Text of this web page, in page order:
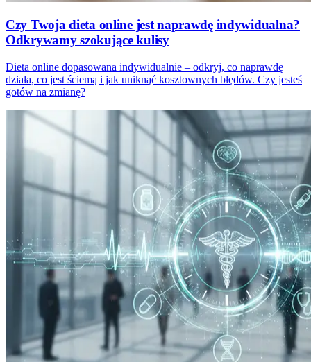
Czy Twoja dieta online jest naprawdę indywidualna?
Odkrywamy szokujące kulisy
Dieta online dopasowana indywidualnie – odkryj, co naprawdę
działa, co jest ściemą i jak uniknąć kosztownych błędów. Czy jesteś
gotów na zmianę?